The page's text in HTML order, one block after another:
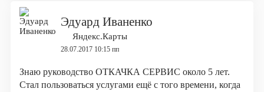
Эдуард Иваненко
Яндекс.Карты
28.07.2017 10:15 пп
Знаю руководство ОТКАЧКА СЕРВИС около 5 лет.
Стал пользоваться услугами ещё с того времени, когда